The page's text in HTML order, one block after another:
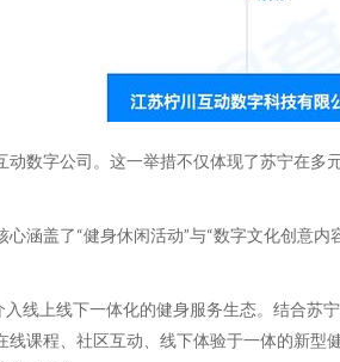
数字公司。这一举措不仅体现了苏宁在
涵盖了“健身休闲活动”与“数字文化创意
线上线下一体化的健身服务生态。结合
课程、社区互动、线下体验于一体的新